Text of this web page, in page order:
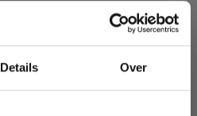
Details Over